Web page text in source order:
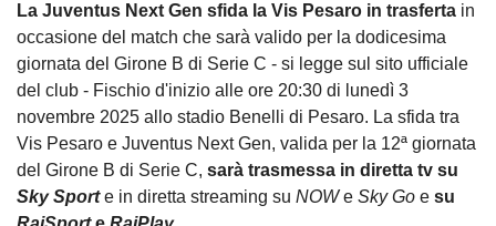
La Juventus Next Gen sfida la Vis Pesaro in trasferta in
occasione del match che sarà valido per la dodicesima
giornata del Girone B di Serie C - si legge sul sito ufficiale
del club - Fischio d'inizio alle ore 20:30 di lunedì 3
novembre 2025 allo stadio Benelli di Pesaro. La sfida tra
Vis Pesaro e Juventus Next Gen, valida per la 12ª giornata
del Girone B di Serie C, sarà trasmessa in diretta tv su
Sky Sporte in diretta streaming su NOWe Sky Go e su